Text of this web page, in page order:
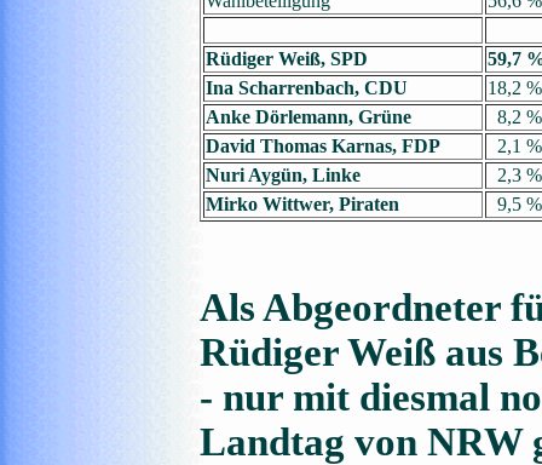
Rüdiger Weiß, SPD
59,7
Ina Scharrenbach, CDU
18,2 %
Anke Dörlemann, Grüne
8,2 %
David Thomas Karnas, FDP
2,1 %
Nuri Aygün, Linke
2,3 %
Mirko Wittwer, Piraten
9,5 %
Als Abgeordneter
Rüdiger Weiß aus
- nur mit diesmal
Landtag von NRW